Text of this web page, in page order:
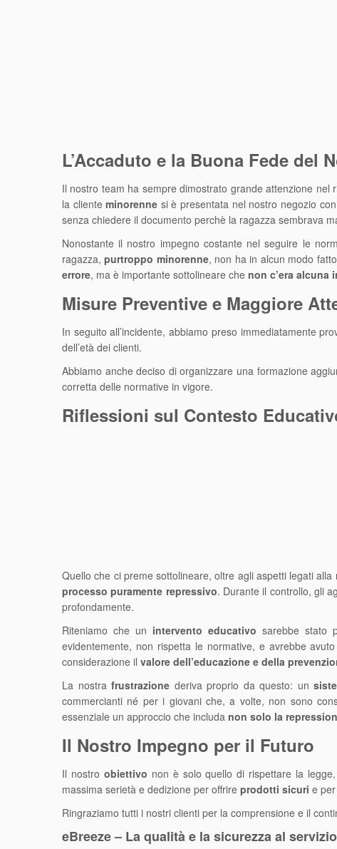
L’Accaduto e la Buona Fede del
Il nostro team ha sempre dimostrato grande attenzione nel
la clienteminorenne si è presentata nel nostro negozio
senza chiedere il documento perchè la ragazza sembrava
Nonostante il nostro impegno costante nel seguire le
ragazza,purtroppo minorenne, non ha in alcun modo
errore, ma è importante sottolineare che non c’era alcuna
Misure Preventive e Maggiore
In seguito all’incidente, abbiamo preso immediatamente
dell’età dei clienti.
Abbiamo anche deciso di organizzare una formazione
corretta delle normative in vigore.
Riflessioni sul Contesto
Quello che ci preme sottolineare, oltre agli aspetti legati
processo puramente repressivo. Durante il controllo, gli
profondamente.
Riteniamo che un intervento educativo sarebbe stato
evidentemente, non rispetta le normative, e avrebbe
considerazione il valore dell’educazione e della
La nostrafrustrazione deriva proprio da questo: un
commercianti né per i giovani che, a volte, non sono
essenziale un approccio che includa non solo la
Il Nostro Impegno per il Futuro
Il nostro obiettivo non è solo quello di rispettare la
massima serietà e dedizione per offrire prodotti sicuri e
Ringraziamo tutti i nostri clienti per la comprensione e il
eBreeze – La qualità e la sicurezza al